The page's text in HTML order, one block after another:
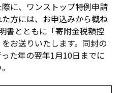
に、ワンストップ特例申請
方には、お申込みから概ね
書とともに「寄附金税額控
お送りいたします。同封の
た年の翌年1月10日までに